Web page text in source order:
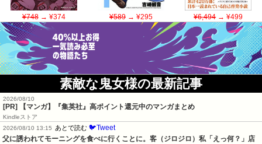
¥748→ ¥374 ¥589→ ¥295 ¥6,494→ ¥499
素敵な鬼女様の最新記事
2026/08/10
[PR] 【マンガ】『集英社』高ポイント還元中のマンガまとめ
Kindleストア
2026/08/10 13:15
あとで読む 🐦Tweet
父に誘われてモーニングを食べに行くことに。客（ジロジロ）私「えっ何？」店